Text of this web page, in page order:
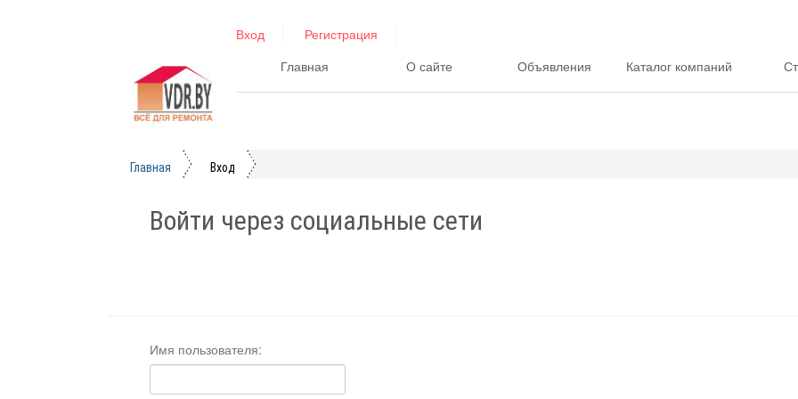
Вход
Регистрация
Главная
О сайте Объявления Каталог компаний
Главная Вход
Войти через социальные сети
Имя пользователя: